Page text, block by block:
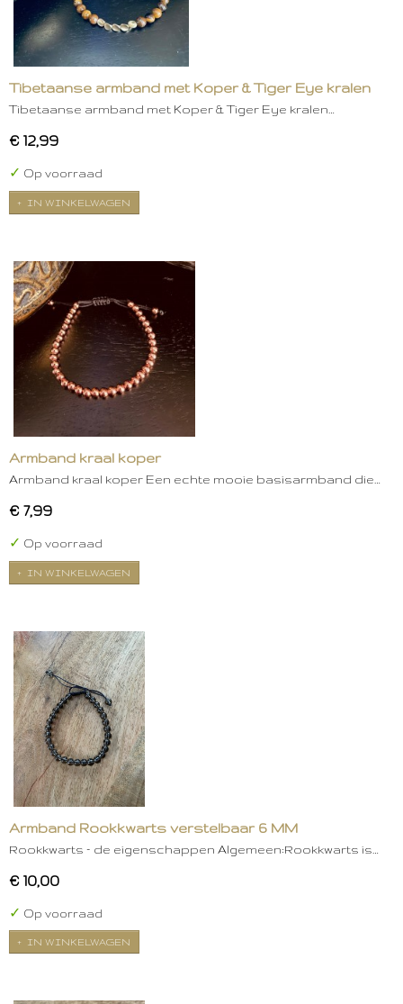
Tibetaanse armband met Koper & Tiger Eye kralen
Tibetaanse armband met Koper & Tiger Eye kralen…
€ 12,99
✓ Op voorraad
IN WINKELWAGEN
Armband kraal koper
Armband kraal koper Een echte mooie basisarmband die…
€ 7,99
✓ Op voorraad
IN WINKELWAGEN
Armband Rookkwarts verstelbaar 6 MM
Rookkwarts – de eigenschappen Algemeen:Rookkwarts is…
€ 10,00
✓ Op voorraad
IN WINKELWAGEN